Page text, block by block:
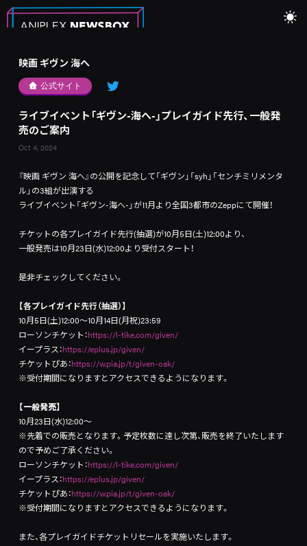
映画 ギヴン 海へ
公式サイト
ライブイベント「ギヴン-海へ-」プレイガイド先行、一般発
売のご案内
Oct 4, 2024
『映画 ギヴン 海へ』の公開を記念して「ギヴン」「syh」「センチミリメンタ
ル」の3組が出演する
ライブイベント「ギヴン-海へ-」が11月より全国3都市のZeppにて開催！
チケットの各プレイガイド先行(抽選)が10月5日(⼟)12:00より、
一般発売は10月23日(水)12:00より受付スタート！
是非チェックしてください。
【各プレイガイド先行（抽選）】
10月5日(土)12:00～10月14日(月祝)23:59
ローソンチケット：https://l-tike.com/given/
イープラス：https://eplus.jp/given/
チケットぴあ：https://w.pia.jp/t/given-oak/
※受付期間になりますとアクセスできるようになります。
【一般発売】
10月23日(水)12:00～
※先着での販売となります。予定枚数に達し次第、販売を終了いたします
ので予めご了承ください。
ローソンチケット：https://l-tike.com/given/
イープラス：https://eplus.jp/given/
チケットぴあ：https://w.pia.jp/t/given-oak/
※受付期間になりますとアクセスできるようになります。
また、各プレイガイドチケットリセールを実施いたします。